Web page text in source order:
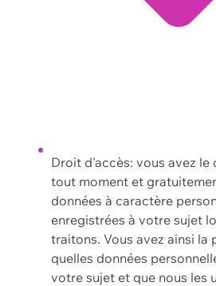
Droit d'accès: vous avez le
tout moment et
données à caractère
enregistrées à votre sujet
traitons. Vous avez ainsi
quelles données
votre sujet et que nous les